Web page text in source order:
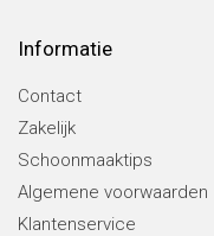
Informatie
Contact
Zakelijk
Schoonmaaktips
Algemene voorwaarden
Klantenservice